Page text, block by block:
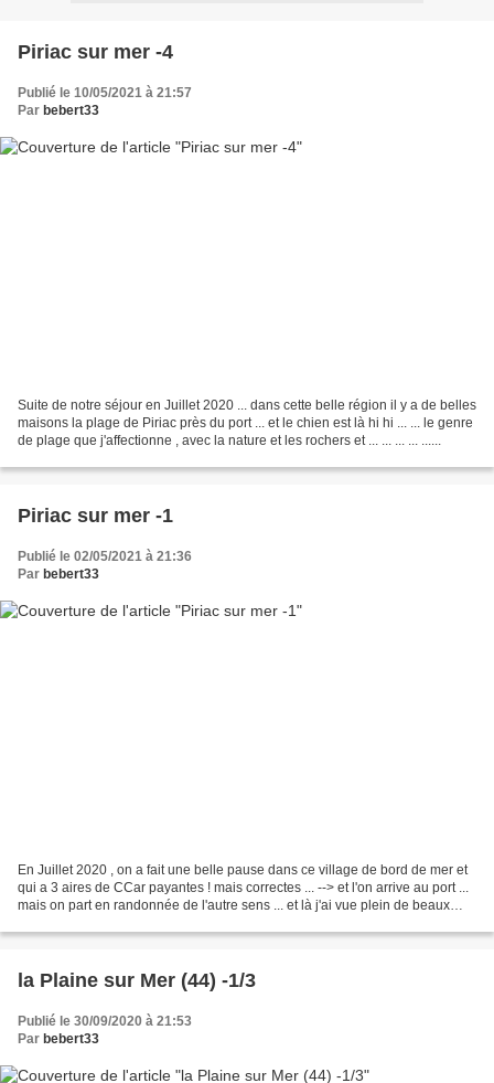
Piriac sur mer -4
Publié le 10/05/2021 à 21:57
Par bebert33
Suite de notre séjour en Juillet 2020 ... dans cette belle région il y a de belles
maisons la plage de Piriac près du port ... et le chien est là hi hi ... ... le genre
de plage que j'affectionne , avec la nature et les rochers et ... ... ... ... ......
Piriac sur mer -1
Publié le 02/05/2021 à 21:36
Par bebert33
En Juillet 2020 , on a fait une belle pause dans ce village de bord de mer et
qui a 3 aires de CCar payantes ! mais correctes ... --> et l'on arrive au port ...
mais on part en randonnée de l'autre sens ... et là j'ai vue plein de beaux
la Plaine sur Mer (44) -1/3
Publié le 30/09/2020 à 21:53
Par bebert33